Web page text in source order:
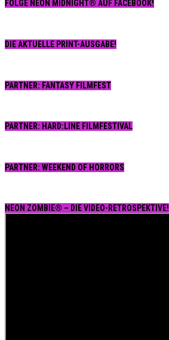
FOLGE NEON MIDNIGHT® AUF FACEBOOK!
DIE AKTUELLE PRINT-AUSGABE!
PARTNER: FANTASY FILMFEST
PARTNER: HARD:LINE FILMFESTIVAL
PARTNER: WEEKEND OF HORRORS
NEON ZOMBIE® – DIE VIDEO-RETROSPEKTIVE!